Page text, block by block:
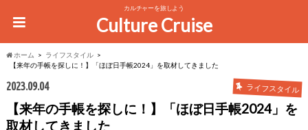
カルチャーを旅しよう
Culture Cruise
ホーム
ライフスタイル
【来年の手帳を探しに！】「ほぼ日手帳2024」を取材してきました
2023.09.04 ライフスタイル
【来年の手帳を探しに！】「ほぼ日手帳2024」を
取材してきました